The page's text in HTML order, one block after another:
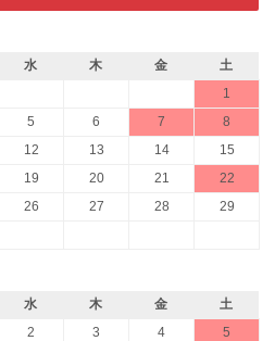
水 木 金
土
1
5 6 7
8
12 13 14
15
19 20 21
22
26 27 28
29
水 木 金
土
2 3 4
5